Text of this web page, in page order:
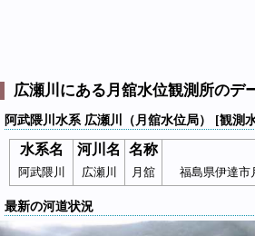
広瀬川にある月舘水位観測所のデ
阿武隈川水系 広瀬川（月舘水位局） [観測
水系名 河川名 名称
阿武隈川 広瀬川 月舘 福島県伊達市
最新の河道状況